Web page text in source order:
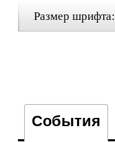
Размер шрифта:
События